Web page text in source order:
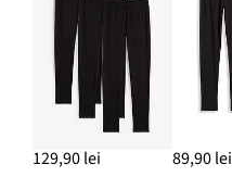
129,90 lei 89,90 lei